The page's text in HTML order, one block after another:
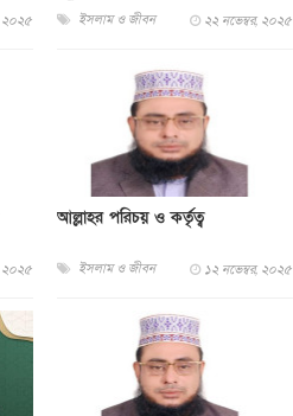
২০২৫ ইসলাম ও জীবন ২২ নভেম্বর, ২০২৫
২০২৫
আল্লাহর পরিচয় ও কর্তৃত্ব
ইসলাম ও জীবন ১২ নভেম্বর, ২০২৫